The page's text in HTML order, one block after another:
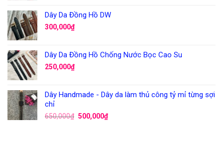
Dây Da Đồng Hồ DW
300,000₫
Dây Da Đồng Hồ Chống Nước Bọc Cao Su
250,000₫
Dây Handmade - Dây da làm thủ công tỷ mỉ từng sợi
chỉ
650,000₫ 500,000₫